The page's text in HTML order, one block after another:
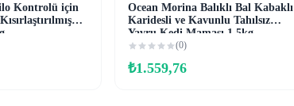
Kontrolü için
Ocean Morina Balıklı Bal Kabaklı
Karidesli ve Kavunlu Tahılsız
Yavru Kedi Maması 1,5kg
(0)
₺1.559,76